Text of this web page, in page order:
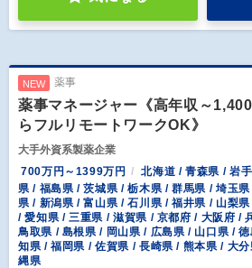
NEW 薬事
薬事マネージャー《高年収～
らフルリモートワークOK》
大手外資系製薬企業
700万円～1399万円
北海道 / 青森県 / 岩
県 / 福島県 / 茨城県 / 栃木県 / 群馬県 / 埼玉
県 / 新潟県 / 富山県 / 石川県 / 福井県 / 山梨
/ 愛知県 / 三重県 / 滋賀県 / 京都府 / 大阪府 /
鳥取県 / 島根県 / 岡山県 / 広島県 / 山口県 /
知県 / 福岡県 / 佐賀県 / 長崎県 / 熊本県 / 大
縄県